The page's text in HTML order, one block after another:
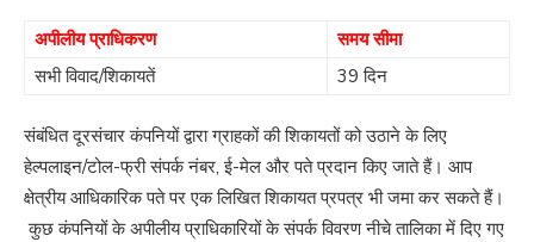
अपीलीय प्राधिकरण
समय सीमा
सभी विवाद/शिकायतें
39 दिन
संबंधित दूरसंचार कंपनियों द्वारा ग्राहकों की शिकायतों को उठाने के लिए
हेल्पलाइन/टोल-फ्री संपर्क नंबर, ई-मेल और पते प्रदान किए जाते हैं। आप
क्षेत्रीय आधिकारिक पते पर एक लिखित शिकायत प्रपत्र भी जमा कर सकते हैं।
कुछ कंपनियों के अपीलीय प्राधिकारियों के संपर्क विवरण नीचे तालिका में दिए गए